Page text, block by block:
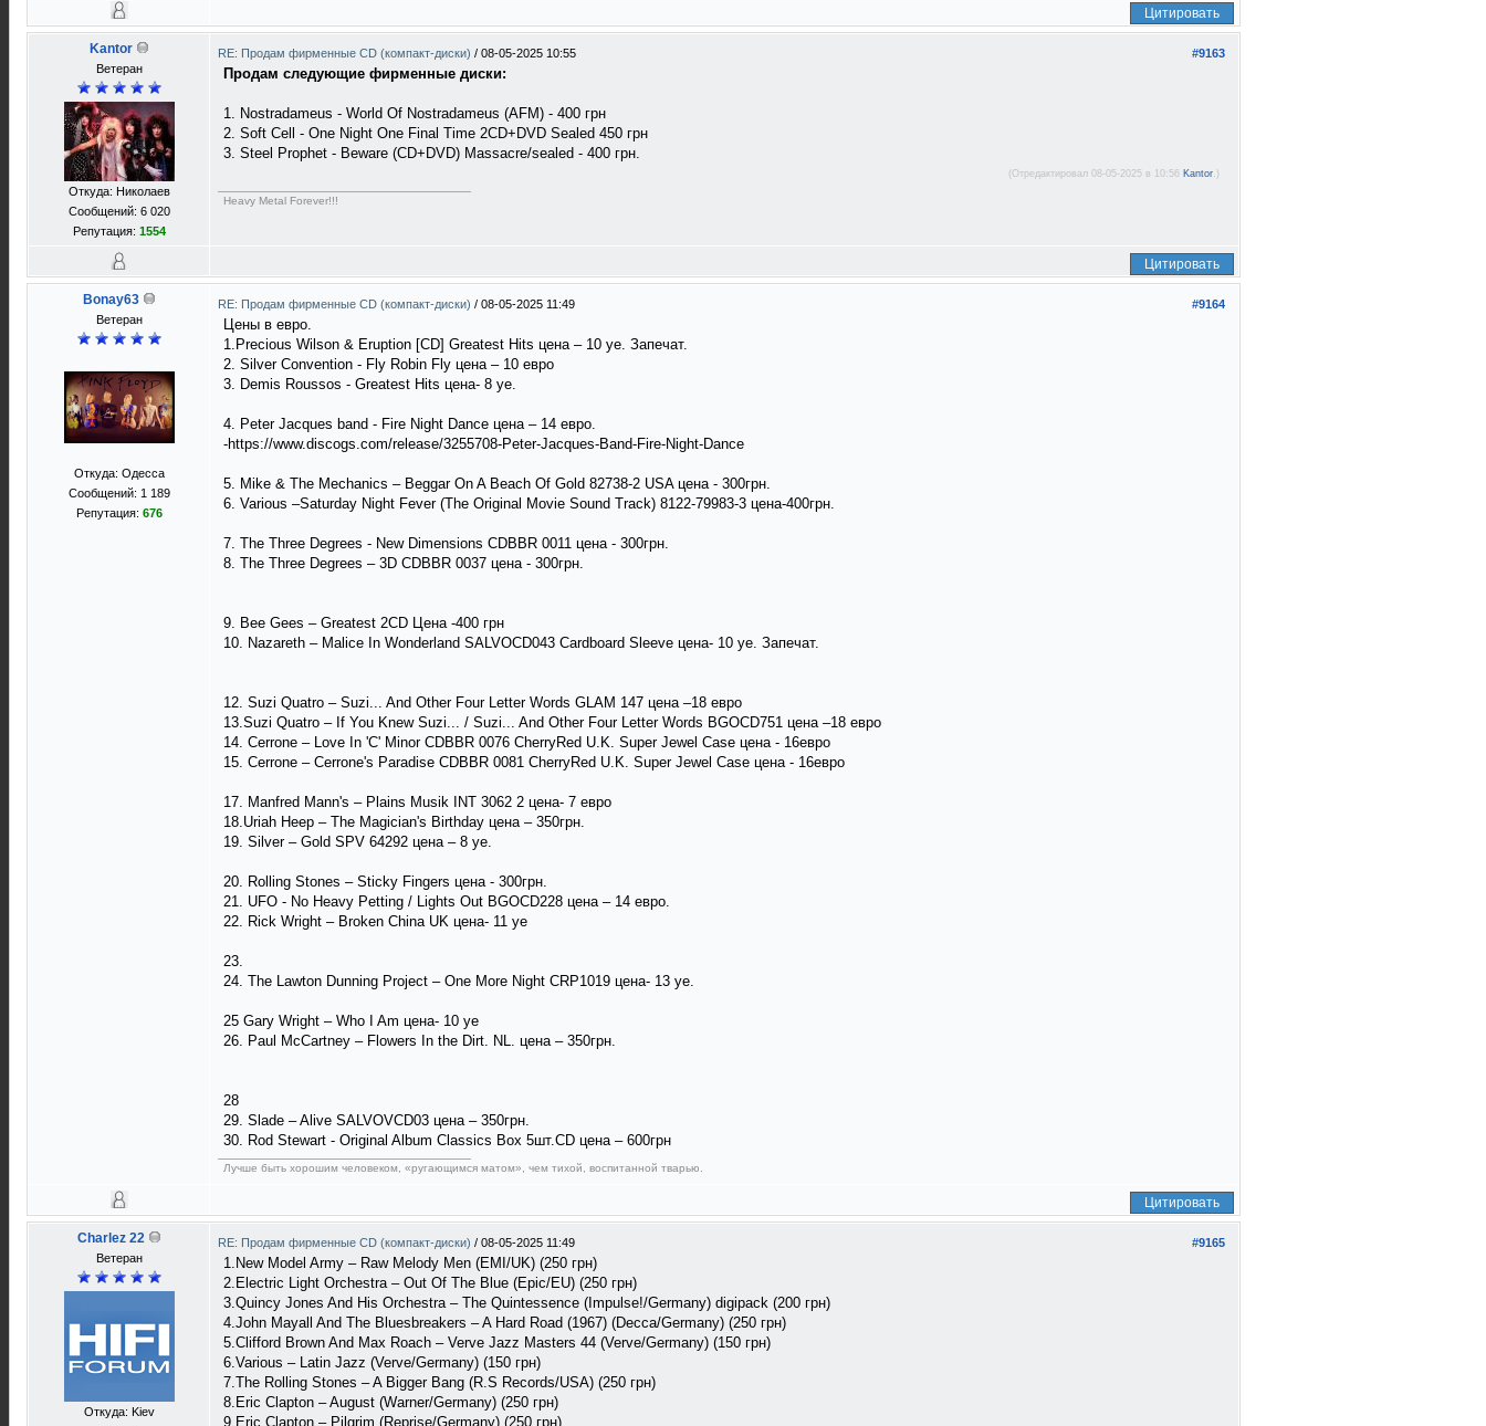
Цитировать
Kantor
Ветеран
Откуда: Николаев
Сообщений: 6 020
Репутация: 1554
#9163
RE: Продам фирменные CD (компакт-диски) / 08-05-2025 10:55
Продам следующие фирменные диски:
1. Nostradameus - World Of Nostradameus (AFM) - 400 грн
2. Soft Cell - One Night One Final Time 2CD+DVD Sealed 450 грн
3. Steel Prophet - Beware (CD+DVD) Massacre/sealed - 400 грн.
(Отредактировал 08-05-2025 в 10:56 Kantor.)
Heavy Metal Forever!!!
Цитировать
Bonay63
Ветеран
Откуда: Одесса
Сообщений: 1 189
Репутация: 676
#9164
RE: Продам фирменные CD (компакт-диски) / 08-05-2025 11:49
Цены в евро.
1.Precious Wilson & Eruption [CD] Greatest Hits цена – 10 уе. Запечат.
2. Silver Convention - Fly Robin Fly цена – 10 евро
3. Demis Roussos - Greatest Hits цена- 8 уе.
4. Peter Jacques band - Fire Night Dance цена – 14 евро.
-https://www.discogs.com/release/3255708-Peter-Jacques-Band-Fire-Night-Dance
5. Mike & The Mechanics – Beggar On A Beach Of Gold 82738-2 USA цена - 300грн.
6. Various –Saturday Night Fever (The Original Movie Sound Track) 8122-79983-3 цена-400грн.
7. The Three Degrees - New Dimensions CDBBR 0011 цена - 300грн.
8. The Three Degrees – 3D CDBBR 0037 цена - 300грн.
9. Bee Gees – Greatest 2CD Цена -400 грн
10. Nazareth – Malice In Wonderland SALVOCD043 Cardboard Sleeve цена- 10 уе. Запечат.
12. Suzi Quatro – Suzi... And Other Four Letter Words GLAM 147 цена –18 евро
13.Suzi Quatro – If You Knew Suzi... / Suzi... And Other Four Letter Words BGOCD751 цена –18 евро
14. Cerrone – Love In 'C' Minor CDBBR 0076 CherryRed U.K. Super Jewel Case цена - 16евро
15. Cerrone – Cerrone's Paradise CDBBR 0081 CherryRed U.K. Super Jewel Case цена - 16евро
17. Manfred Mann's – Plains Musik INT 3062 2 цена- 7 евро
18.Uriah Heep – The Magician's Birthday цена – 350грн.
19. Silver – Gold SPV 64292 цена – 8 уе.
20. Rolling Stones – Sticky Fingers цена - 300грн.
21. UFO - No Heavy Petting / Lights Out BGOCD228 цена – 14 евро.
22. Rick Wright – Broken China UK цена- 11 уе
23.
24. The Lawton Dunning Project ‎– One More Night CRP1019 цена- 13 уе.
25 Gary Wright – Who I Am цена- 10 уе
26. Paul McCartney – Flowers In the Dirt. NL. цена – 350грн.
28
29. Slade – Alive SALVOVCD03 цена – 350грн.
30. Rod Stewart - Original Album Classics Box 5шт.CD цена – 600грн
Лучше быть хорошим человеком, «ругающимся матом», чем тихой, воспитанной тварью.
Цитировать
Charlez 22
Ветеран
Откуда: Kiev
#9165
RE: Продам фирменные CD (компакт-диски) / 08-05-2025 11:49
1.New Model Army ‎– Raw Melody Men (EMI/UK) (250 грн)
2.Electric Light Orchestra – Out Of The Blue (Epic/EU) (250 грн)
3.Quincy Jones And His Orchestra – The Quintessence (Impulse!/Germany) digipack (200 грн)
4.John Mayall And The Bluesbreakers – A Hard Road (1967) (Decca/Germany) (250 грн)
5.Clifford Brown And Max Roach – Verve Jazz Masters 44 (Verve/Germany) (150 грн)
6.Various – Latin Jazz (Verve/Germany) (150 грн)
7.The Rolling Stones – A Bigger Bang (R.S Records/USA) (250 грн)
8.Eric Clapton – August (Warner/Germany) (250 грн)
9.Eric Clapton – Pilgrim (Reprise/Germany) (250 грн)